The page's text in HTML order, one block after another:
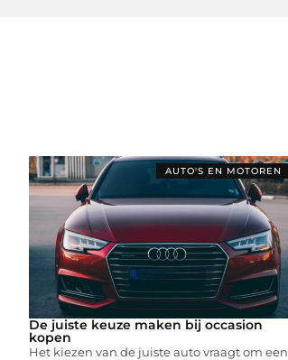
AUTO'S EN MOTOREN
De juiste keuze maken bij occasion
kopen
Het kiezen van de juiste auto vraagt om een